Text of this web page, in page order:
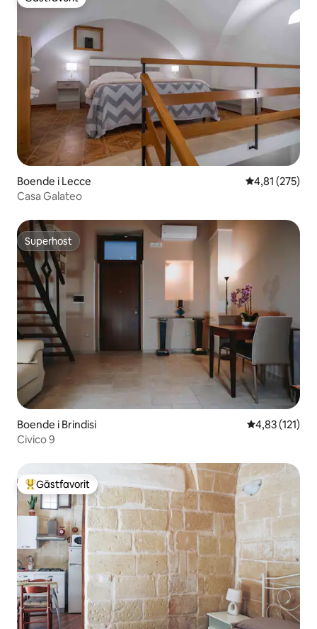
Gästfavorit
Boende i Lecce 4,81 av 5 i
4,81 (275)
Casa Galateo
Superhost
Superhost
Boende i Brindisi 4,83 av 5 i
4,83 (121)
Civico 9
Populär gästfavorit
Gästfavorit